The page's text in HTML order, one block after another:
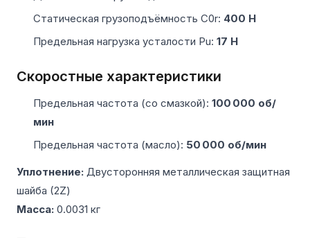
Статическая грузоподъёмность C0r: 400 Н
Предельная нагрузка усталости Pu: 17 Н
Скоростные характеристики
Предельная частота (со смазкой): 100 000 об/
мин
Предельная частота (масло): 50 000 об/мин
Уплотнение: Двусторонняя металлическая защитная
шайба (2Z)
Масса: 0.0031 кг